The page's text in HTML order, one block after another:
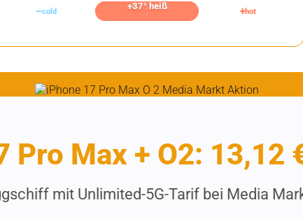
–cold +37° heiß +hot
Pro Max + O2: 13,12
mit Unlimited-5G-Tarif bei Media